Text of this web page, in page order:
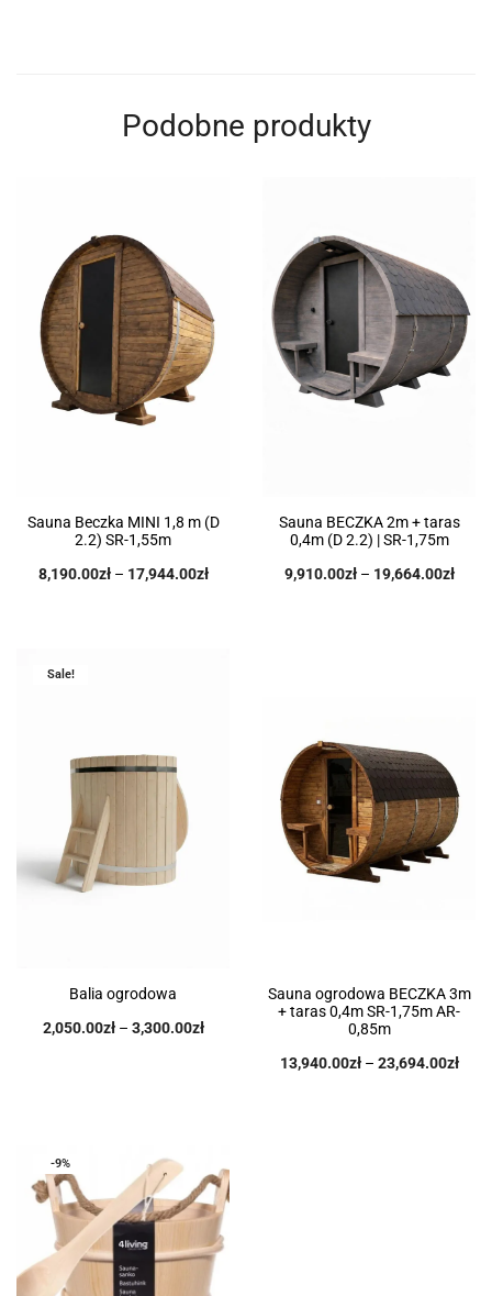
Podobne produkty
Sauna Beczka MINI 1,8 m (D
2.2) SR-1,55m
8,190.00zł – 17,944.00zł
Sauna BECZKA 2m + taras
0,4m (D 2.2) | SR-1,75m
9,910.00zł – 19,664.00zł
Sale!
Balia ogrodowa
2,050.00zł – 3,300.00zł
Sauna ogrodowa BECZKA 3m
+ taras 0,4m SR-1,75m AR-
0,85m
13,940.00zł – 23,694.00zł
-9%